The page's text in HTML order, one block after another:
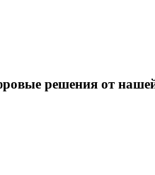
решения от